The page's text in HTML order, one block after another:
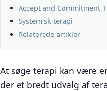
Accept and Commitment
Systemisk terapi
Relaterede artikler
At søge terapi kan være
der et bredt udvalg af